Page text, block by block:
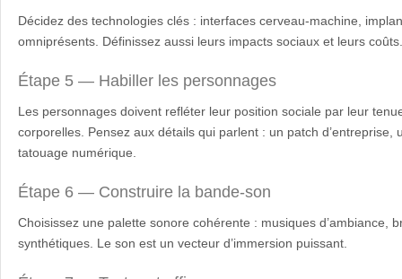
Décidez des technologies clés : interfaces cerveau-machine,
omniprésents. Définissez aussi leurs impacts sociaux et leurs coûts.
Étape 5 — Habiller les personnages
Les personnages doivent refléter leur position sociale par leur
corporelles. Pensez aux détails qui parlent : un patch d’entreprise,
tatouage numérique.
Étape 6 — Construire la bande-son
Choisissez une palette sonore cohérente : musiques d’ambiance,
synthétiques. Le son est un vecteur d’immersion puissant.